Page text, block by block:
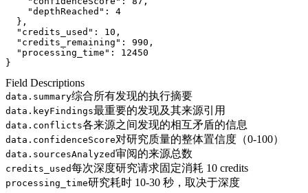
"depthReached" : 4
  },
"credits_used" : 10 ,
"credits_remaining" : 990 ,
"processing_time" : 12450
}
Field Descriptions
data.summary综合所有发现的执行摘要
data.keyFindings最重要的发现及其来源引用
data.conflicts各来源之间发现的相互矛盾的信息
data.confidenceScore对研究质量的整体置信度（0-100）
data.sourcesAnalyzed审阅的来源总数
credits_used每次深度研究请求固定消耗 10 credits
processing_time研究耗时 10-30 秒，取决于深度